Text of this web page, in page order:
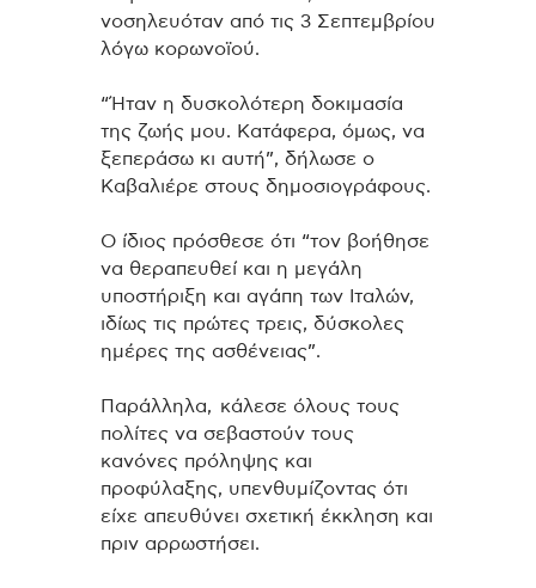
νοσηλευόταν από τις 3 Σεπτεμβρίου
λόγω κορωνοϊού.
“Ήταν η δυσκολότερη δοκιμασία
της ζωής μου. Κατάφερα, όμως, να
ξεπεράσω κι αυτή”, δήλωσε ο
Καβαλιέρε στους δημοσιογράφους.
Ο ίδιος πρόσθεσε ότι “τον βοήθησε
να θεραπευθεί και η μεγάλη
υποστήριξη και αγάπη των Ιταλών,
ιδίως τις πρώτες τρεις, δύσκολες
ημέρες της ασθένειας”.
Παράλληλα, κάλεσε όλους τους
πολίτες να σεβαστούν τους
κανόνες πρόληψης και
προφύλαξης, υπενθυμίζοντας ότι
είχε απευθύνει σχετική έκκληση και
πριν αρρωστήσει.